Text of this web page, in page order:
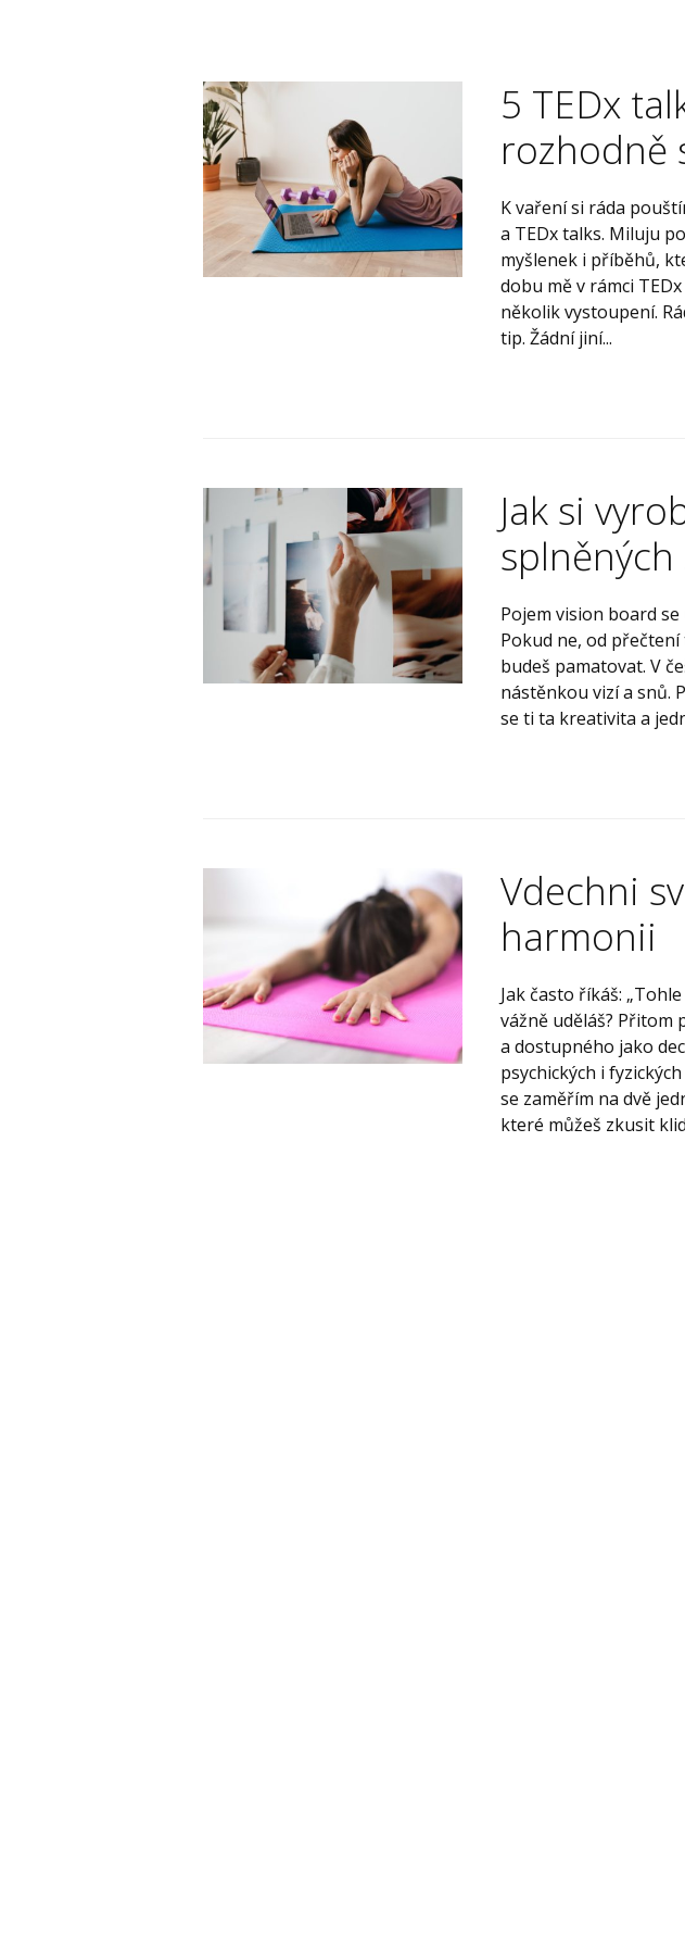
5 TEDx
rozhodně
K vaření si ráda
a TEDx talks. Miluju
myšlenek i příběhů,
dobu mě v rámci
několik vystoupení.
tip. Žádní jiní...
Jak si
splněných
Pojem vision board
Pokud ne, od
budeš pamatovat. V
nástěnkou vizí a snů.
se ti ta kreativita a
Vdechni
harmonii
Jak často říkáš:
vážně uděláš? Přitom
a dostupného jako
psychických i
se zaměřím na dvě
které můžeš zkusit